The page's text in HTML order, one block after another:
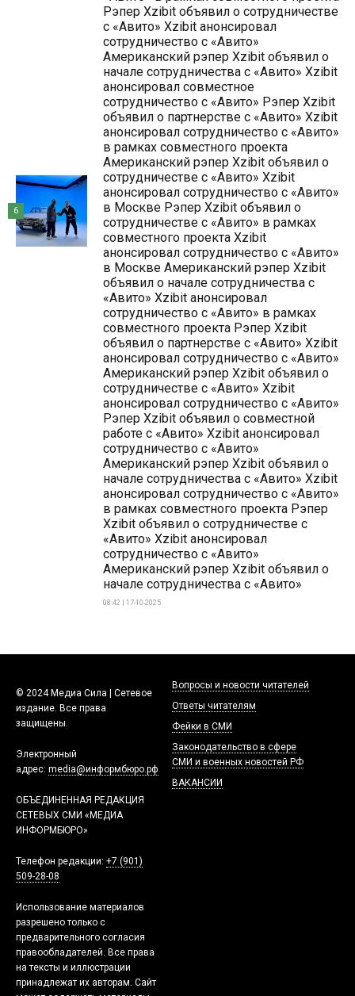
Рэпер Xzibit объявил о сотрудничестве
с «Авито» Xzibit анонсировал
сотрудничество с «Авито»
Американский рэпер Xzibit объявил о
начале сотрудничества с «Авито» Xzibit
анонсировал совместное
сотрудничество с «Авито» Рэпер Xzibit
объявил о партнерстве с «Авито» Xzibit
анонсировал сотрудничество с «Авито»
в рамках совместного проекта
Американский рэпер Xzibit объявил о
сотрудничестве с «Авито» Xzibit
анонсировал сотрудничество с «Авито»
в Москве Рэпер Xzibit объявил о
сотрудничестве с «Авито» в рамках
совместного проекта Xzibit
анонсировал сотрудничество с «Авито»
в Москве Американский рэпер Xzibit
объявил о начале сотрудничества с
«Авито» Xzibit анонсировал
сотрудничество с «Авито» в рамках
совместного проекта Рэпер Xzibit
объявил о партнерстве с «Авито» Xzibit
анонсировал сотрудничество с «Авито»
Американский рэпер Xzibit объявил о
сотрудничестве с «Авито» Xzibit
анонсировал сотрудничество с «Авито»
Рэпер Xzibit объявил о совместной
работе с «Авито» Xzibit анонсировал
сотрудничество с «Авито»
Американский рэпер Xzibit объявил о
начале сотрудничества с «Авито» Xzibit
анонсировал сотрудничество с «Авито»
в рамках совместного проекта Рэпер
Xzibit объявил о сотрудничестве с
«Авито» Xzibit анонсировал
сотрудничество с «Авито»
Американский рэпер Xzibit объявил о
начале сотрудничества с «Авито»
08:42 | 17-10-2025
6
© 2024 Медиа Сила | Сетевое
издание. Все права
защищены.
Электронный
адрес: media@информбюро.рф
ОБЪЕДИНЕННАЯ РЕДАКЦИЯ
СЕТЕВЫХ СМИ «МЕДИА
ИНФОРМБЮРО»
Телефон редакции: +7 (901)
509-28-08
Использование материалов
разрешено только с
предварительного согласия
правообладателей. Все права
на тексты и иллюстрации
принадлежат их авторам. Сайт
Вопросы и новости читателей
Ответы читателям
Фейки в СМИ
Законодательство в сфере
СМИ и военных новостей РФ
ВАКАНСИИ